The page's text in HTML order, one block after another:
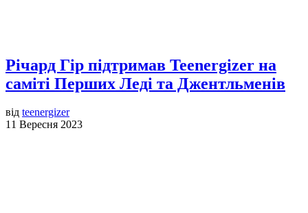
Річард Гір підтримав Teenergizer на
саміті Перших Леді та Джентльменів
від teenergizer
11 Вересня 2023